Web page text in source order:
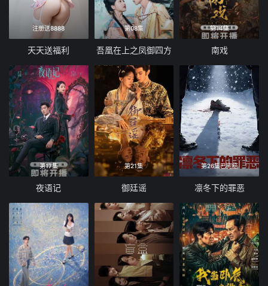
注册送8888
天天送福利
第08集
吾凰在上之凤御四方
第14集
南戏
第17集
夜语记
第21集
御廷谣
第26集已完结
凛冬下的罪恶